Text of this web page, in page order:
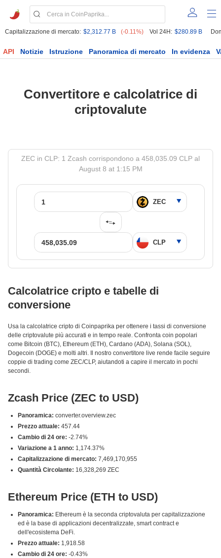
Capitalizzazione di mercato: $2,312.77 B (-0.11%) Vol 24H: $280.89 B
API Notizie Istruzione Panoramica di mercato In evidenza
Convertitore e calcolatrice di
criptovalute
ZEC in CLP: 1 Zcash corrispondono a 458,035.09 CLP al
August 8 at 1:15 PM
Calcolatrice cripto e tabelle di
conversione
Usa la calcolatrice cripto di Coinpaprika per ottenere i tassi di conversione
delle criptovalute più accurati e in tempo reale. Confronta coin popolari
come Bitcoin (BTC), Ethereum (ETH), Cardano (ADA), Solana (SOL),
Dogecoin (DOGE) e molti altri. Il nostro convertitore live rende facile seguire
coppie di trading come ZEC/CLP, aiutandoti a capire il mercato in pochi
secondi.
Zcash Price (ZEC to USD)
Panoramica: converter.overview.zec
Prezzo attuale: 457.44
Cambio di 24 ore: -2.74%
Variazione a 1 anno: 1,174.37%
Capitalizzazione di mercato: 7,469,170,955
Quantità Circolante: 16,328,269 ZEC
Ethereum Price (ETH to USD)
Panoramica: Ethereum è la seconda criptovaluta per capitalizzazione
ed è la base di applicazioni decentralizzate, smart contract e
dell'ecosistema DeFi.
Prezzo attuale: 1,918.58
Cambio di 24 ore: -0.43%